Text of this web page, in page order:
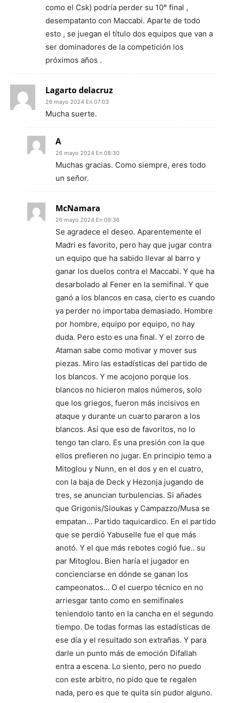
como el Csk) podría perder su 10° final ,
desempatanto con Maccabi. Aparte de todo
esto , se juegan el título dos equipos que van a
ser dominadores de la competición los
próximos años .
Lagarto delacruz
26 mayo 2024 En 07:03
Mucha suerte.
A
26 mayo 2024 En 08:30
Muchas gracias. Como siempre, eres todo
un señor.
McNamara
26 mayo 2024 En 09:36
Se agradece el deseo. Aparentemente el
Madri es favorito, pero hay que jugar contra
un equipo que ha sabido llevar al barro y
ganar los duelos contra el Maccabi. Y que ha
desarbolado al Fener en la semifinal. Y que
ganó a los blancos en casa, cierto es cuando
ya perder no importaba demasiado. Hombre
por hombre, equipo por equipo, no hay
duda. Pero esto es una final. Y el zorro de
Ataman sabe como motivar y mover sus
piezas. Miro las estadísticas del partido de
los blancos. Y me acojono porque los
blancos no hicieron malos números, solo
que los griegos, fueron más incisivos en
ataque y durante un cuarto pararon a los
blancos. Así que eso de favoritos, no lo
tengo tan claro. Es una presión con la que
ellos prefieren no jugar. En principio temo a
Mitoglou y Nunn, en el dos y en el cuatro,
con la baja de Deck y Hezonja jugando de
tres, se anuncian turbulencias. Si añades
que Grigonis/Sloukas y Campazzo/Musa se
empatan… Partido taquicardico. En el partido
que se perdió Yabuselle fue el que más
anotó. Y el que más rebotes cogió fue.. su
par Mitoglou. Bien haría el jugador en
concienciarse en dónde se ganan los
campeonatos… O el cuerpo técnico en no
arriesgar tanto como en semifinales
teniendolo tanto en la cancha en el segundo
tiempo. De todas formas las estadísticas de
ese día y el resultado son extrañas. Y para
darle un punto más de emoción Difallah
entra a escena. Lo siento, pero no puedo
con este arbitro, no pido que te regalen
nada, pero es que te quita sin pudor alguno.